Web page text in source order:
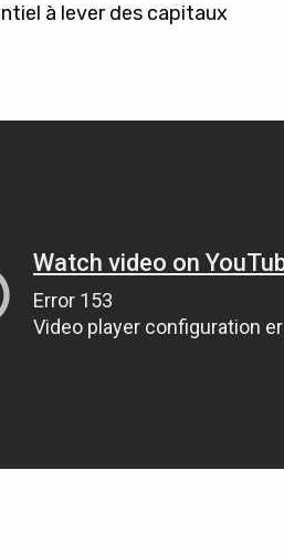
à lever des capitaux